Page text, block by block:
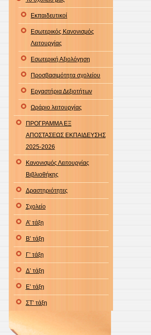
Εκπαιδευτικοί
Εσωτερικός Κανονισμός
Λειτουργίας
Εσωτερική Αξιολόγηση
Προσβασιμότητα σχολείου
Εργαστήρια Δεξιοτήτων
Ωράριο λειτουργίας
ΠΡΟΓΡΑΜΜΑ ΕΞ
ΑΠΟΣΤΑΣΕΩΣ ΕΚΠΑΙΔΕΥΣΗΣ
2025-2026
Κανονισμός Λειτουργίας
Βιβλιοθήκης
Δραστηριότητες
Σχολείο
Α’ τάξη
Β’ τάξη
Γ’ τάξη
Δ’ τάξη
Ε’ τάξη
ΣΤ’ τάξη